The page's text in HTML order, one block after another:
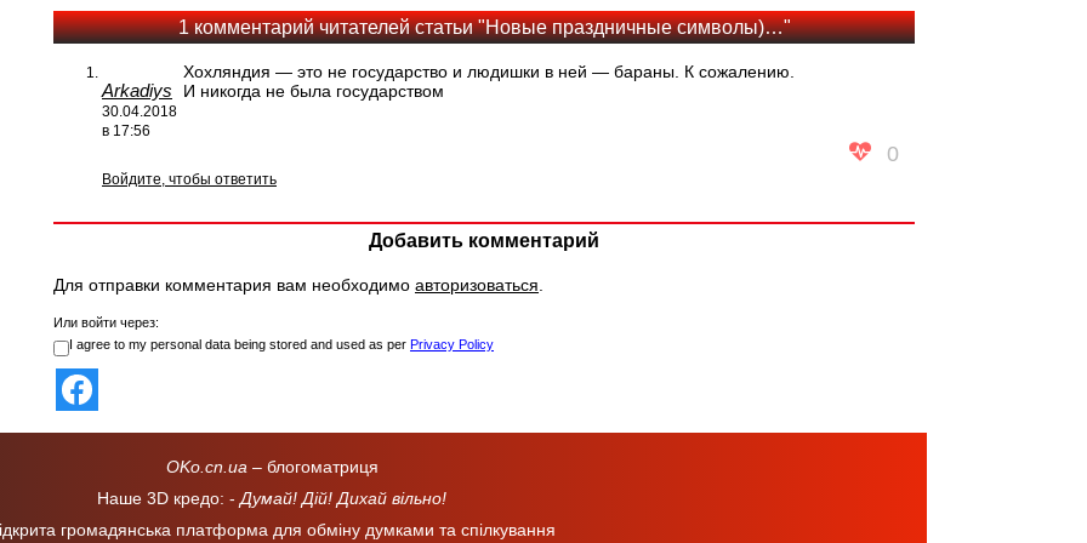
1 комментарий читателей статьи "Новые праздничные символы)…"
Arkadiys
30.04.2018
в 17:56
Хохляндия — это не государство и людишки в ней — бараны. К сожалению.
И никогда не была государством
0
Войдите, чтобы ответить
Добавить комментарий
Для отправки комментария вам необходимо авторизоваться
Или войти через:
I agree to my personal data being stored and used as per Privacy Policy
OKo.cn.ua – блогоматриця
Наше 3D кредо: - Думай! Дій! Дихай вільно!
громадянська платформа для обміну думками та спілкування